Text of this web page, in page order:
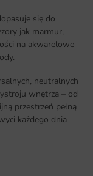
się do
jak marmur,
na akwarelowe
neutralnych
wnętrza – od
przestrzeń pełną
każdego dnia